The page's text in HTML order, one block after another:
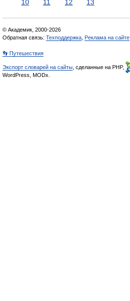
10
11 12 13
© Академик, 2000-2026
Обратная связь: Техподдержка Реклама на сайте
👣 Путешествия
Экспорт словарей на сайты , сделанные на PHP,
WordPress, MODx.